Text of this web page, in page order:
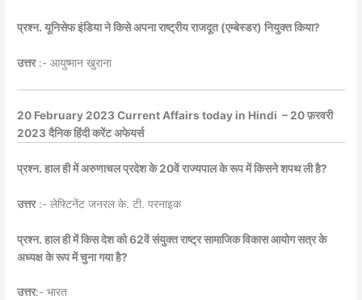
प्रश्न. यूनिसेफ इंडिया ने किसे अपना राष्ट्रीय राजदूत (एम्बेस्डर) नियुक्त किया?
उत्तर:- आयुष्मान खुराना
20 February 2023 Current Affairs today in Hindi – 20 फ़रवरी
2023 दैनिक हिंदी करेंट अफेयर्स
प्रश्न. हाल ही में अरुणाचल प्रदेश के 20वें राज्यपाल के रूप में किसने शपथ ली है?
उत्तर:- लेफ्टिनेंट जनरल के. टी. परनाइक
प्रश्न. हाल ही में किस देश को 62वें संयुक्त राष्ट्र सामाजिक विकास आयोग सत्र के
अध्यक्ष के रूप में चुना गया है?
उत्तर:- भारत